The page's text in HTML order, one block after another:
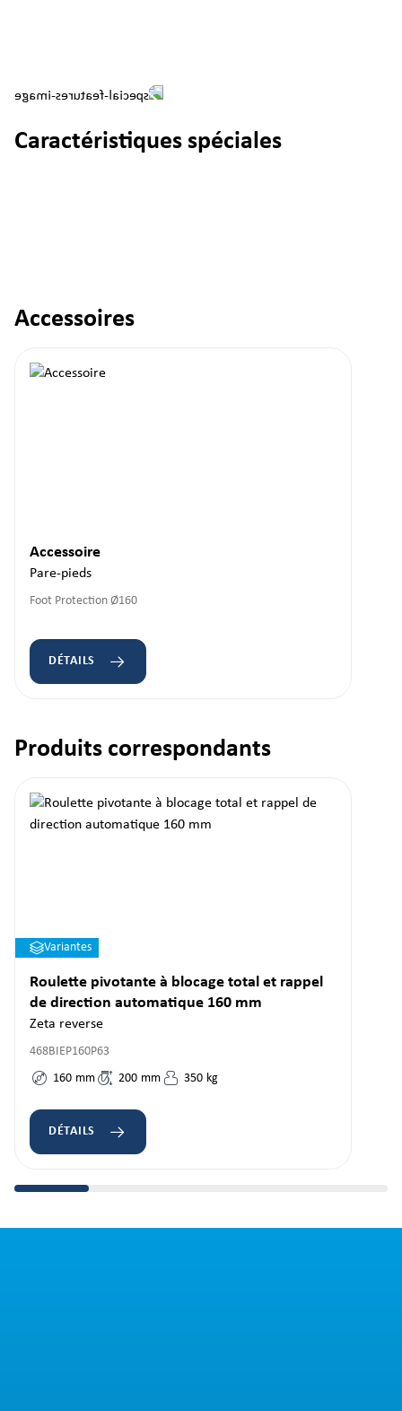
Caractéristiques spéciales
Ignorer la galerie de produits
Accessoires
Accessoire
Pare-pieds
Foot Protection Ø160
DÉTAILS
Ignorer la galerie de produits
Produits correspondants
Variantes
Roulette pivotante à blocage total et rappel
de direction automatique 160 mm
Zeta reverse
468BIEP160P63
160 mm 200 mm 350 kg
DÉTAILS